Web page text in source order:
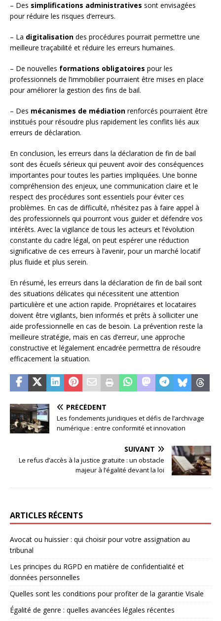
– Des simplifications administratives sont envisagées
pour réduire les risques d’erreurs.
– La digitalisation des procédures pourrait permettre une
meilleure traçabilité et réduire les erreurs humaines.
– De nouvelles formations obligatoires pour les
professionnels de l’immobilier pourraient être mises en place
pour améliorer la gestion des fins de bail.
– Des mécanismes de médiation renforcés pourraient être
institués pour résoudre plus rapidement les conflits liés aux
erreurs de déclaration.
En conclusion, les erreurs dans la déclaration de fin de bail
sont des écueils sérieux qui peuvent avoir des conséquences
importantes pour toutes les parties impliquées. Une bonne
compréhension des enjeux, une communication claire et le
respect des procédures sont essentiels pour éviter ces
problèmes. En cas de difficulté, n’hésitez pas à faire appel à
des professionnels qui pourront vous guider et défendre vos
intérêts. Avec la vigilance de tous les acteurs et l’évolution
constante du cadre légal, on peut espérer une réduction
significative de ces erreurs à l’avenir, pour un marché locatif
plus fluide et plus serein.
En résumé, les erreurs dans la déclaration de fin de bail sont
des situations délicates qui nécessitent une attention
particulière et une action rapide. Propriétaires et locataires
doivent être vigilants, bien informés et prêts à solliciter une
aide professionnelle en cas de besoin. La prévention reste la
meilleure stratégie, mais en cas d’erreur, une approche
constructive et légalement encadrée permettra de résoudre
efficacement la situation.
PRÉCÉDENT
Les fondements juridiques et défis de l’archivage
numérique : entre conformité et innovation
SUIVANT
Le refus d’accès à la justice gratuite : un obstacle
majeur à l’égalité devant la loi
ARTICLES RÉCENTS
Avocat ou huissier : qui choisir pour votre assignation au
tribunal
Les principes du RGPD en matière de confidentialité et
données personnelles
Quelles sont les conditions pour profiter de la garantie Visale
Égalité de genre : quelles avancées légales récentes